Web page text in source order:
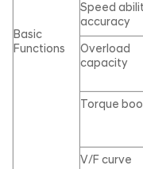
Basic
Functions
Speed
accuracy
Overload
capacity
Torque
V/F curve